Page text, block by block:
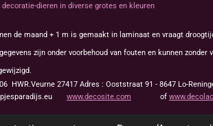
dieren in diverse grotes en kleuren
de maand + 1 m is gemaakt in laminaat en vraagt
zijn onder voorbehoud van fouten en kunnen zonder
HWR.Veurne 27417 Adres : Ooststraat 91 - 8647 Lo-
www.decosite.com of
artisanale touche